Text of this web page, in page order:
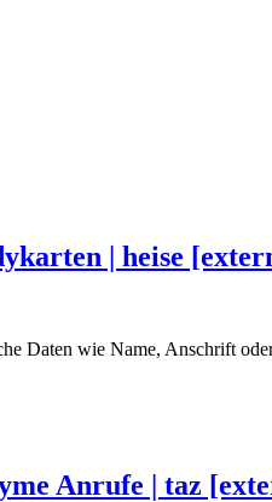
| heise
Daten wie Name, Anschrift
Anrufe | taz